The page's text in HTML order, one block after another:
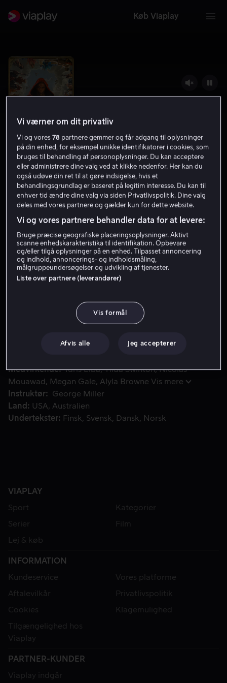
Køb Viaplay
Tre tusinde års længsel
6.7 Drama 2022 1 t. 43 min
11 år
Få Viaplay
Se trailer
En ensom lærd på rejse møder en djinn, som tilbyder
En ensom lærd på rejse møder en djinn, som tilbyder
hende tre ønsker i bytte for hans frihed. Deres samtale
ingen af dem havde forventet.
Medvirkende Idris Elba Tilda Swinton Nicolas
Mouawad
Megan Gale Alyla Browne Vis mere
Instruktør
George Miller
Land
USA
Australien
Undertekster
Finsk Svensk Dansk Norsk
VIAPLAY
Sport
Kategorier
Serier
Film
Lej & køb
INFORMATION
Kundeservice
Vores platforme
Aftalevilkår
Privatlivspolitik
Cookies
Klagemulighed
Tilgængelighed hos
Viaplay
PARTNER-KUNDER
Viaplay indgår
Vi værner om dit privatliv
Vi og vores78 partnere gemmer og får adgang til oplysninger
på din enhed, for eksempel unikke identifikatorer i cookies, som
bruges til behandling af personoplysninger. Du kan acceptere
eller administrere dine valg ved at klikke nedenfor. Her kan du
også udøve din ret til at gøre indsigelse, hvis et
behandlingsgrundlag er baseret på legitim interesse. Du kan til
enhver tid ændre dine valg via siden Privatlivspolitik. Dine valg
deles med vores partnere og gælder kun for dette website.
Vi og vores partnere behandler data for at levere:
Bruge præcise geografiske placeringsoplysninger. Aktivt
scanne enhedskarakteristika til identifikation. Opbevare
og/eller tilgå oplysninger på en enhed. Tilpasset annoncering
og indhold, annoncerings- og indholdsmåling,
målgruppeundersøgelser og udvikling af tjenester.
Liste over partnere (leverandører)
Vis formål
Afvis alle Jeg accepterer